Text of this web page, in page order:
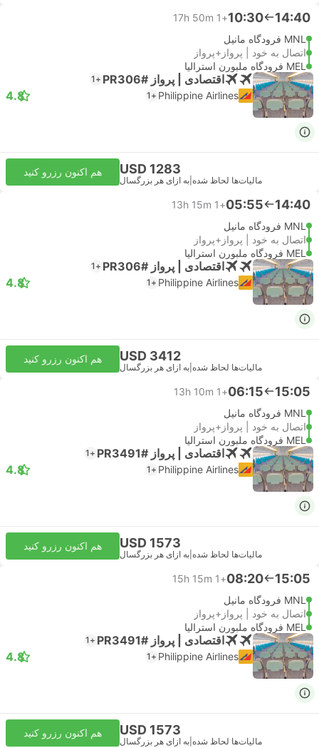
14:40
10:30
+1
17h 50m
MNL فرودگاه مانیل
اتصال به خود | پرواز+پرواز
MEL فرودگاه ملبورن استرالیا
اقتصادی | پرواز #PR306 +1
Philippine Airlines
+1
4.8
USD 1283
مالیات‌ها لحاظ شده به ازای هر بزرگسال
هم اکنون رزرو کنید
14:40
05:55
+1
13h 15m
MNL فرودگاه مانیل
اتصال به خود | پرواز+پرواز
MEL فرودگاه ملبورن استرالیا
اقتصادی | پرواز #PR306 +1
Philippine Airlines
+1
4.8
USD 3412
مالیات‌ها لحاظ شده به ازای هر بزرگسال
هم اکنون رزرو کنید
15:05
06:15
+1
13h 10m
MNL فرودگاه مانیل
اتصال به خود | پرواز+پرواز
MEL فرودگاه ملبورن استرالیا
اقتصادی | پرواز #PR3491 +1
Philippine Airlines
+1
4.8
USD 1573
مالیات‌ها لحاظ شده به ازای هر بزرگسال
هم اکنون رزرو کنید
15:05
08:20
+1
15h 15m
MNL فرودگاه مانیل
اتصال به خود | پرواز+پرواز
MEL فرودگاه ملبورن استرالیا
اقتصادی | پرواز #PR3491 +1
Philippine Airlines
+1
4.8
USD 1573
مالیات‌ها لحاظ شده به ازای هر بزرگسال
هم اکنون رزرو کنید